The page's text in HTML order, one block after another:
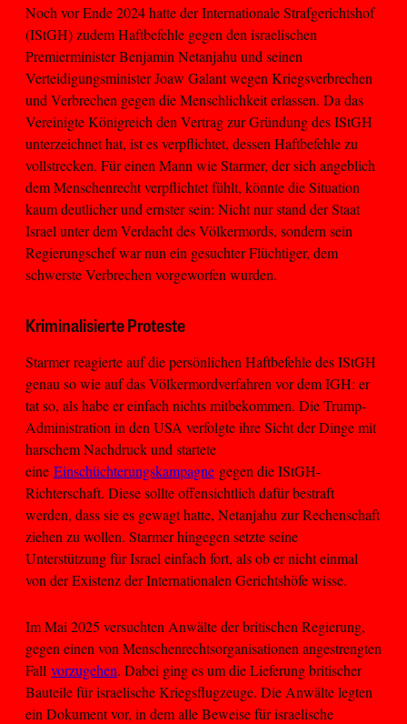
Noch vor Ende 2024 hatte der Internationale Strafgerichtshof
(IStGH) zudem Haftbefehle gegen den israelischen
Premierminister Benjamin Netanjahu und seinen
Verteidigungsminister Joaw Galant wegen Kriegsverbrechen
und Verbrechen gegen die Menschlichkeit erlassen. Da das
Vereinigte Königreich den Vertrag zur Gründung des IStGH
unterzeichnet hat, ist es verpflichtet, dessen Haftbefehle zu
vollstrecken. Für einen Mann wie Starmer, der sich angeblich
dem Menschenrecht verpflichtet fühlt, könnte die Situation
kaum deutlicher und ernster sein: Nicht nur stand der Staat
Israel unter dem Verdacht des Völkermords, sondern sein
Regierungschef war nun ein gesuchter Flüchtiger, dem
schwerste Verbrechen vorgeworfen wurden.
Kriminalisierte Proteste
Starmer reagierte auf die persönlichen Haftbefehle des IStGH
genau so wie auf das Völkermordverfahren vor dem IGH: er
tat so, als habe er einfach nichts mitbekommen. Die Trump-
Administration in den USA verfolgte ihre Sicht der Dinge mit
harschem Nachdruck und startete
eine Einschüchterungskampagne gegen die IStGH-
Richterschaft. Diese sollte offensichtlich dafür bestraft
werden, dass sie es gewagt hatte, Netanjahu zur Rechenschaft
ziehen zu wollen. Starmer hingegen setzte seine
Unterstützung für Israel einfach fort, als ob er nicht einmal
von der Existenz der Internationalen Gerichtshöfe wisse.
Im Mai 2025 versuchten Anwälte der britischen Regierung,
gegen einen von Menschenrechtsorganisationen angestrengten
Fall vorzugehen. Dabei ging es um die Lieferung britischer
Bauteile für israelische Kriegsflugzeuge. Die Anwälte legten
ein Dokument vor, in dem alle Beweise für israelische